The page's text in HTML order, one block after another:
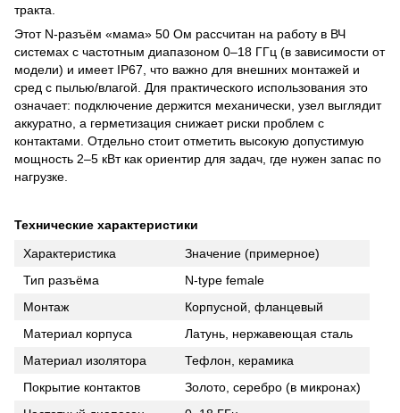
тракта.
Этот N-разъём «мама» 50 Ом рассчитан на работу в ВЧ
системах с частотным диапазоном 0–18 ГГц (в зависимости от
модели) и имеет IP67, что важно для внешних монтажей и
сред с пылью/влагой. Для практического использования это
означает: подключение держится механически, узел выглядит
аккуратно, а герметизация снижает риски проблем с
контактами. Отдельно стоит отметить высокую допустимую
мощность 2–5 кВт как ориентир для задач, где нужен запас по
нагрузке.
Технические характеристики
Характеристика
Значение (примерное)
Тип разъёма
N-type female
Монтаж
Корпусной, фланцевый
Материал корпуса
Латунь, нержавеющая сталь
Материал изолятора
Тефлон, керамика
Покрытие контактов
Золото, серебро (в микронах)